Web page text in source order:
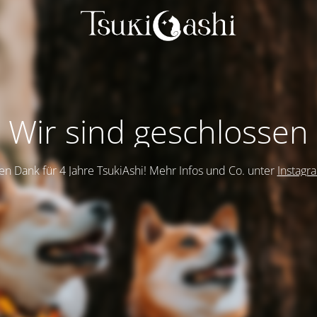
Wir sind geschlossen
Dank für 4 Jahre TsukiAshi! Mehr Infos und Co. unter